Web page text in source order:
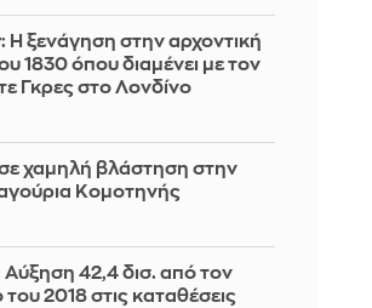
Η ξενάγηση στην αρχοντική
1830 όπου διαμένει με τον
Γκρες στο Λονδίνο
χαμηλή βλάστηση στην
Κομοτηνής
42,4 δισ. από τον
2018 στις καταθέσεις